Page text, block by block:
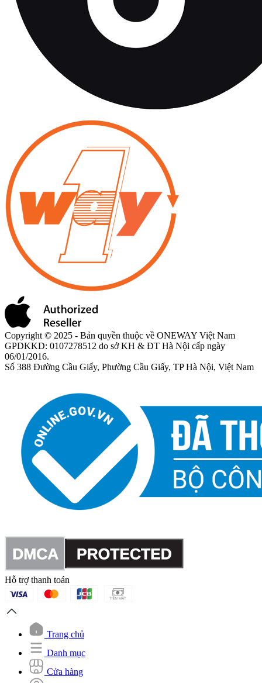
Copyright © 2025 - Bản quyền thuộc về ONEWAY Việt Nam
GPDKKD: 0107278512 do sở KH & ĐT Hà Nội cấp ngày
06/01/2016.
Số 388 Đường Cầu Giấy, Phường Cầu Giấy, TP Hà Nội, Việt Nam
Hỗ trợ thanh toán
Trang chủ
Danh mục
Cửa hàng